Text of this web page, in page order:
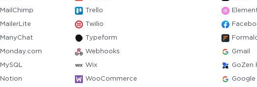
MailChimp Trello
MailerLite Twilio
ManyChat Typeform
Monday.com Webhooks
MySQL Wix
Notion WooCommerce
Gmail
GoZen
Google